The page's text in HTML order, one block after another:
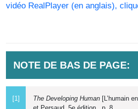
vidéo RealPlayer (en anglais),
NOTE DE BAS DE PAGE:
[1] The Developing Human [L’humain